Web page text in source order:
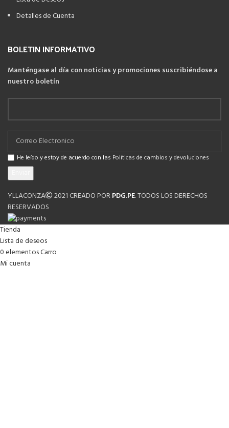
Detalles de Cuenta
BOLETIN INFORMATIVO
Manténgase al día con noticias y promociones suscribiéndose a
nuestro boletín
He leído y estoy de acuerdo con las Políticas de cambios y devoluciones
YLLACONZA 2021 CREADO PORPDG.PE. TODOS LOS DERECHOS
RESERVADOS
Tienda
Lista de deseos
0elementosCarro
Mi cuenta